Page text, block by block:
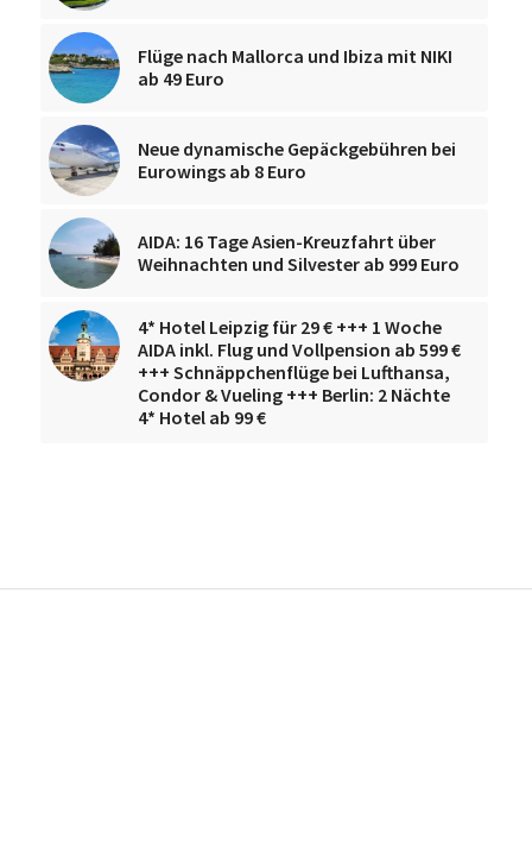
Flüge nach Mallorca und Ibiza mit NIKI
ab 49 Euro
Neue dynamische Gepäckgebühren bei
Eurowings ab 8 Euro
AIDA: 16 Tage Asien-Kreuzfahrt über
Weihnachten und Silvester ab 999 Euro
4* Hotel Leipzig für 29 € +++ 1 Woche
AIDA inkl. Flug und Vollpension ab 599 €
+++ Schnäppchenflüge bei Lufthansa,
Condor & Vueling +++ Berlin: 2 Nächte
4* Hotel ab 99 €